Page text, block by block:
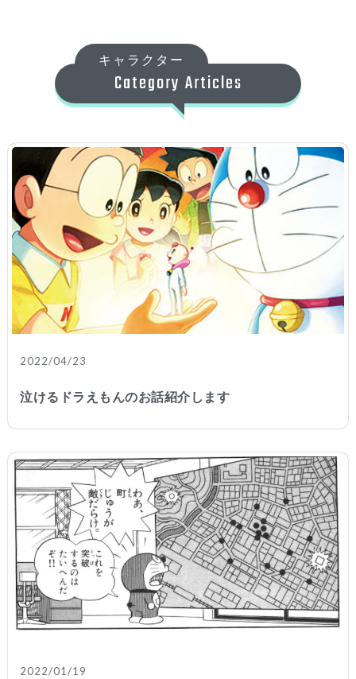
キャラクター
Category Articles
2022/04/23
泣けるドラえもんのお話紹介します
2022/01/19